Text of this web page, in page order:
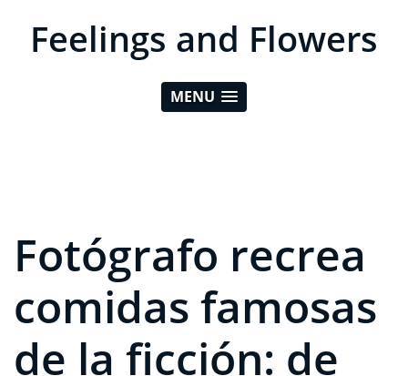
Feelings and Flowers
MENU
Fotógrafo recrea
comidas famosas
de la ficción: de